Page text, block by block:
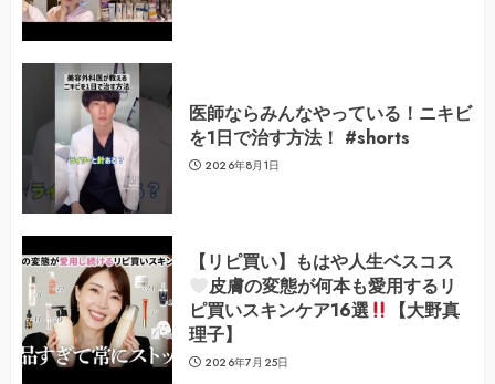
医師ならみんなやっている！ニキビ
を1日で治す方法！ #shorts
2026年8月1日
【リピ買い】もはや人生ベスコス
皮膚の変態が何本も愛用するリ
ピ買いスキンケア16選
【大野真
理子】
2026年7月25日